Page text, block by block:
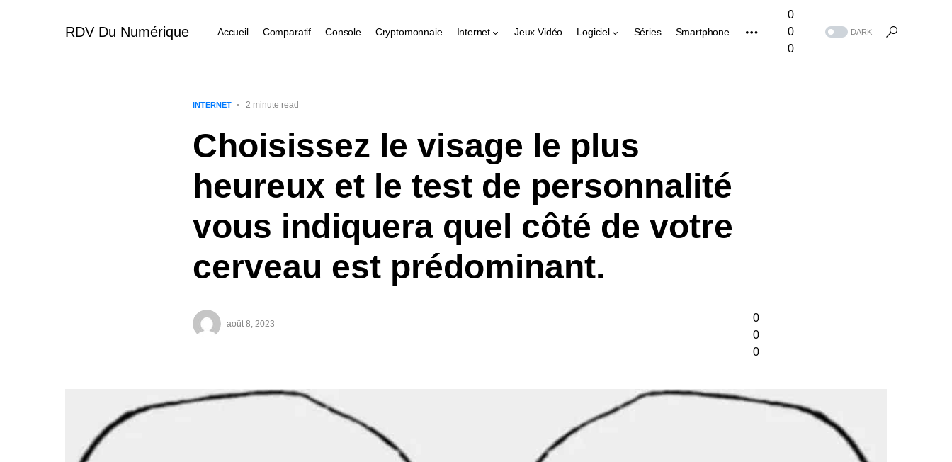
RDV Du Numérique Accueil Comparatif Console Cryptomonnaie Internet Jeux Vidéo Logiciel Séries Smartphone
0
0
0
DARK
INTERNET 2 minute read
Choisissez le visage le plus
heureux et le test de personnalité
vous indiquera quel côté de votre
cerveau est prédominant.
août 8, 2023
0
0
0